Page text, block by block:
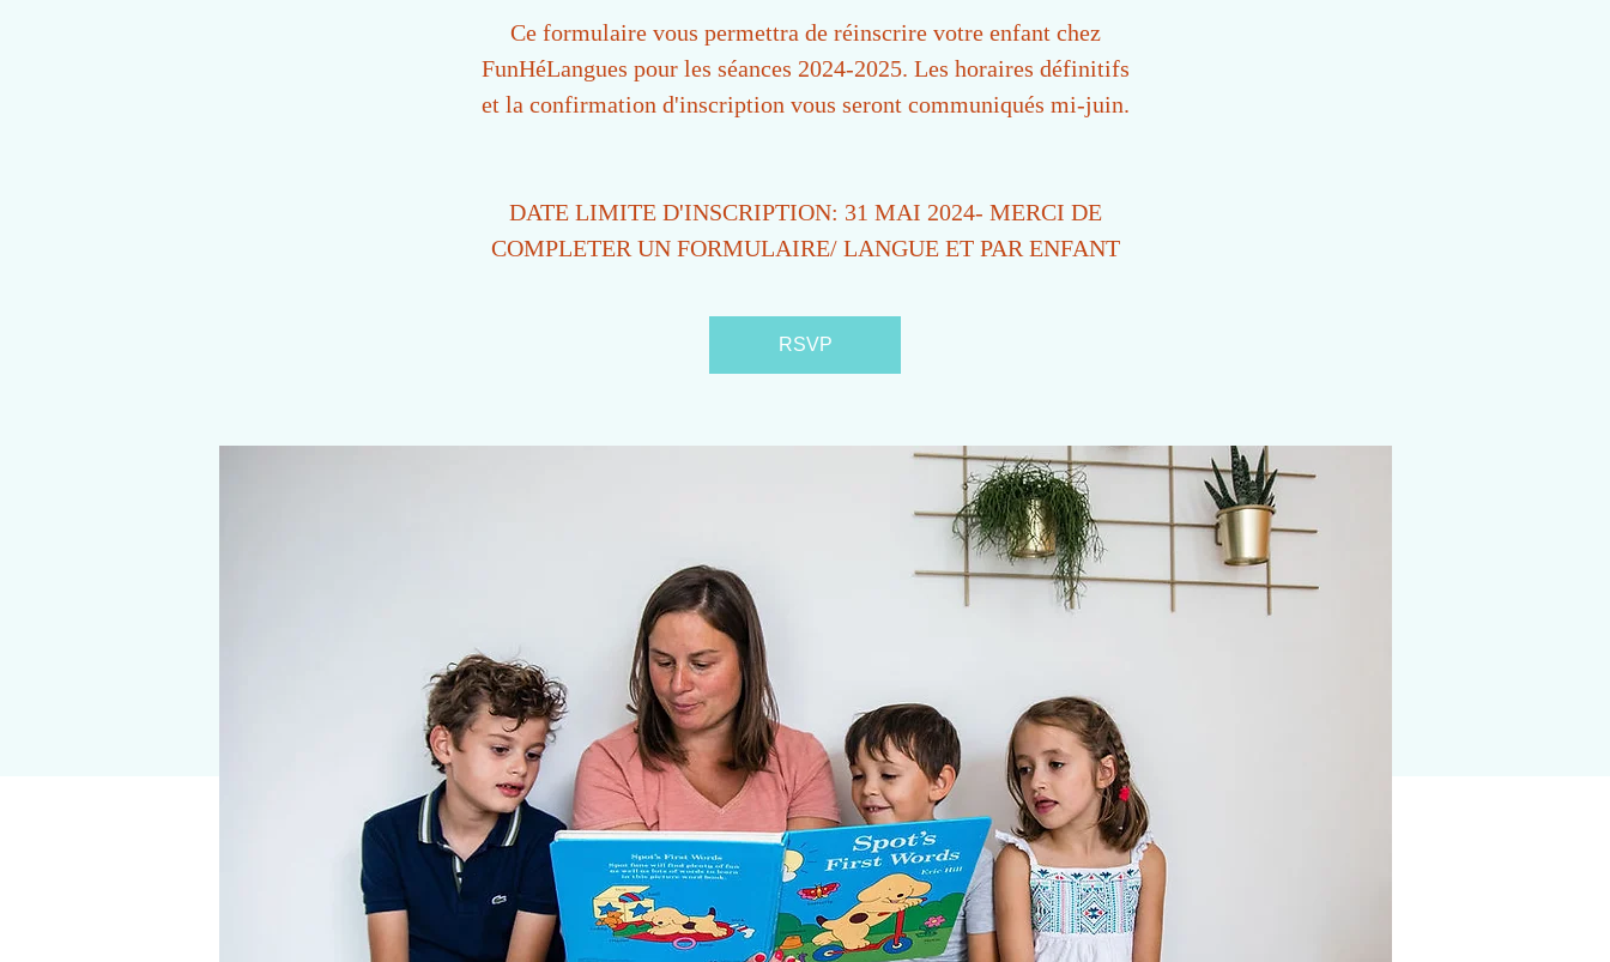
Ce formulaire vous permettra de réinscrire votre enfant chez
FunHéLangues pour les séances 2024-2025. Les horaires définitifs
et la confirmation d'inscription vous seront communiqués mi-juin.
DATE LIMITE D'INSCRIPTION: 31 MAI 2024- MERCI DE
COMPLETER UN FORMULAIRE/ LANGUE ET PAR ENFANT
RSVP